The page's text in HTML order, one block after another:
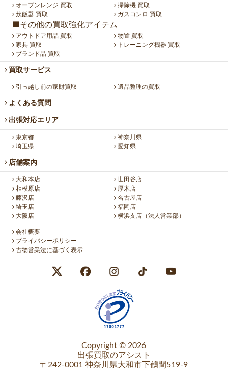
オーブンレンジ 買取
掃除機 買取
炊飯器 買取
ガスコンロ 買取
■その他の買取強化アイテム
アウトドア用品 買取
物置 買取
家具 買取
トレーニング機器 買取
ブランド品 買取
買取サービス
引っ越し前の家財買取 遺品整理の買取
よくある質問
出張対応エリア
東京都
神奈川県
埼玉県
愛知県
店舗案内
大和本店
世田谷店
相模原店
厚木店
藤沢店
名古屋店
埼玉店
福岡店
大阪店
横浜支店（法人営業部）
会社概要
プライバシーポリシー
古物営業法に基づく表示
Copyright © 2026
出張買取のアシスト
〒242-0001 神奈川県大和市下鶴間519-9